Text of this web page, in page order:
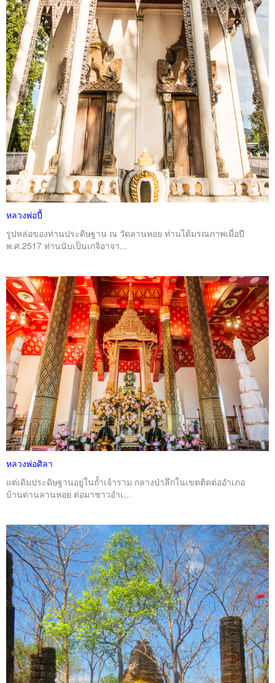
หลวงพ่อปี้
รูปหล่อของท่านประดิษฐาน ณ วัดลานหอย ท่านได้มรณภาพเมื่อปี
พ.ศ.2517 ท่านนับเป็นเกจิอาจา...
หลวงพ่อศิลา
แต่เดิมประดิษฐานอยู่ในถ้ำเจ้าราม กลางป่าลึกในเขตติดต่ออำเภอ
บ้านด่านลานหอย ต่อมาชาวอำเ...